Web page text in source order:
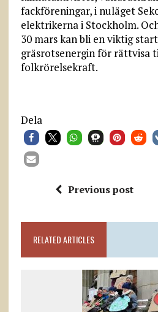
fackföreningar, i nuläget
elektrikerna i Stockholm.
30 mars kan bli en viktig
gräsrotsenergin för rätt­visa
folkrörelsekraft.
Dela
Previous post
RELATED ARTICLES